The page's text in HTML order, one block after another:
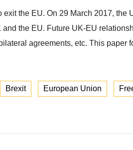
the EU. On 29 March 2017, the
the EU. Future UK-EU
agreements, etc. This paper
Brexit European Union